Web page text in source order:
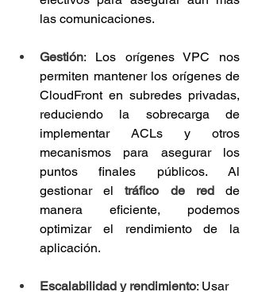
las comunicaciones.
Gestión: Los orígenes VPC nos
permiten mantener los orígenes de
CloudFront en subredes privadas,
reduciendo la sobrecarga de
implementar ACLs y otros
mecanismos para asegurar los
puntos finales públicos. Al
gestionar el tráfico de red de
manera eficiente, podemos
optimizar el rendimiento de la
aplicación.
Escalabilidad y rendimiento: Usar